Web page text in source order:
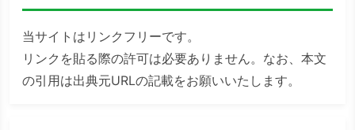
当サイトはリンクフリーです。
リンクを貼る際の許可は必要ありません。なお、本文
の引用は出典元URLの記載をお願いいたします。